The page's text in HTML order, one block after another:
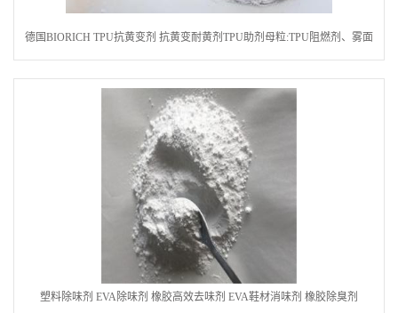
德国BIORICH TPU抗黄变剂 抗黄变耐黄剂TPU助剂母粒:TPU阻燃剂、雾面
剂、耐黄变剂、透明滑剂 BT2000
塑料除味剂 EVA除味剂 橡胶高效去味剂 EVA鞋材消味剂 橡胶除臭剂